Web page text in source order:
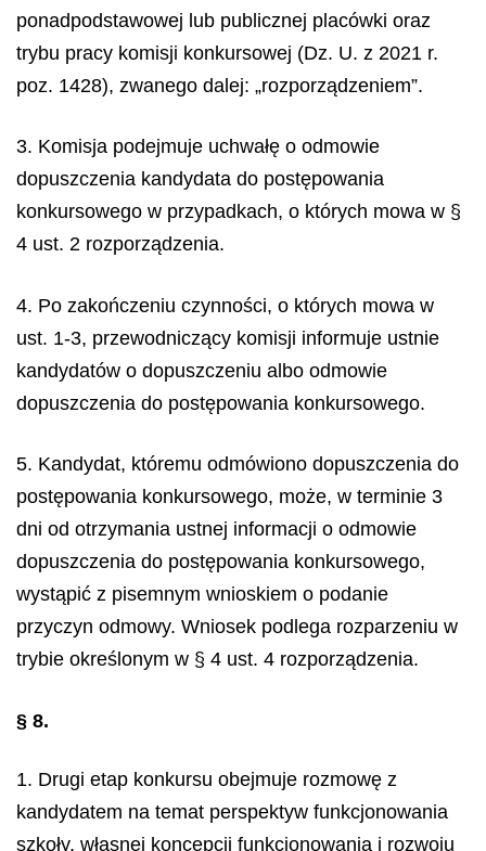
ponadpodstawowej lub publicznej placówki oraz
trybu pracy komisji konkursowej (Dz. U. z 2021 r.
poz. 1428), zwanego dalej: „rozporządzeniem”.
3. Komisja podejmuje uchwałę o odmowie
dopuszczenia kandydata do postępowania
konkursowego w przypadkach, o których mowa w §
4 ust. 2 rozporządzenia.
4. Po zakończeniu czynności, o których mowa w
ust. 1-3, przewodniczący komisji informuje ustnie
kandydatów o dopuszczeniu albo odmowie
dopuszczenia do postępowania konkursowego.
5. Kandydat, któremu odmówiono dopuszczenia do
postępowania konkursowego, może, w terminie 3
dni od otrzymania ustnej informacji o odmowie
dopuszczenia do postępowania konkursowego,
wystąpić z pisemnym wnioskiem o podanie
przyczyn odmowy. Wniosek podlega rozparzeniu w
trybie określonym w § 4 ust. 4 rozporządzenia.
§ 8.
1. Drugi etap konkursu obejmuje rozmowę z
kandydatem na temat perspektyw funkcjonowania
szkoły, własnej koncepcji funkcjonowania i rozwoju